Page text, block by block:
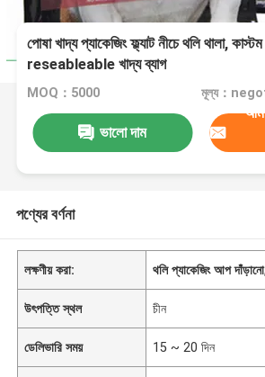
পোষা খাদ্য প্যাকেজিং ফ্ল্যাট নীচে থলি থালা,
reseableable খাদ্য ব্যাগ
MOQ：5000 মূল্য：
ভালো দাম
পণ্যের বর্ণনা
লক্ষণীয় করা: থলি প্যাকেজিং আপ দাঁড়ানো
উৎপত্তি স্থল চীন
ডেলিভারি সময় 15 ~ 20 দিন